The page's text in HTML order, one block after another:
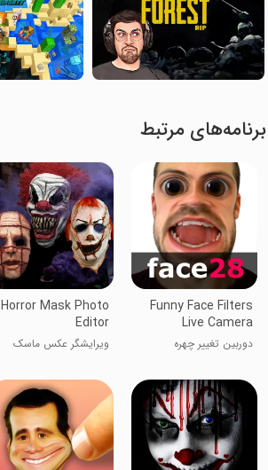
برنامه‌های مرتبط
Funny Face Filters
Live Camera
دوربین تغییر چهره
Horror Mask Photo
Editor
ویرایشگر عکس ماسک